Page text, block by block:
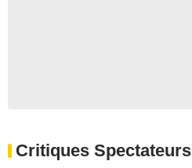
Critiques Spectateurs